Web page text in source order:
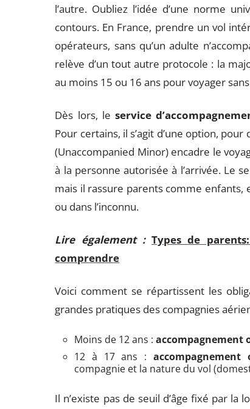
l’autre. Oubliez l’idée d’une norme
contours. En France, prendre un vol
opérateurs, sans qu’un adulte
relève d’un tout autre protocole : la
au moins 15 ou 16 ans pour voyager
Dès lors, leservice
Pour certains, il s’agit d’une option,
(Unaccompanied Minor) encadre le
à la personne autorisée à l’arrivée. Le
mais il rassure parents comme enfants,
ou dans l’inconnu.
Lire également : Types de
comprendre
Voici comment se répartissent les
grandes pratiques des compagnies
Moins de 12 ans :accompagnement
12 à 17 ans :
compagnie et la nature du vol
Il n’existe pas de seuil d’âge fixé par la